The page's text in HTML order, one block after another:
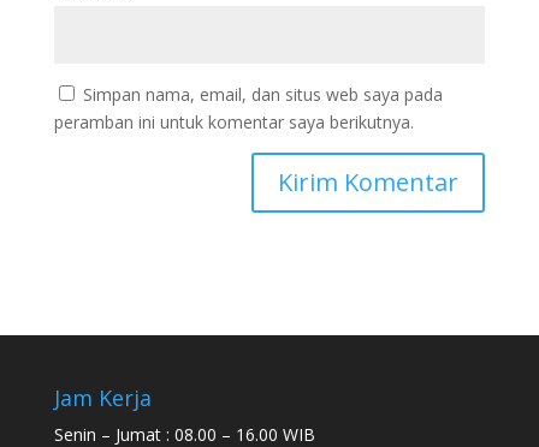
Simpan nama, email, dan situs web saya pada
peramban ini untuk komentar saya berikutnya.
Jam Kerja
Senin – Jumat : 08.00 – 16.00 WIB